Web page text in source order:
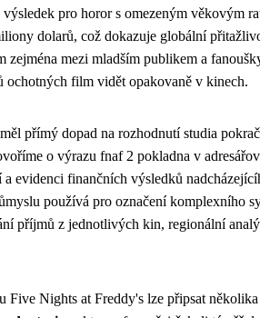
pro horor s omezeným věkovým
dolarů, což dokazuje globální
zejména mezi mladším publikem a
ochotných film vidět opakovaně v kinech.
přímý dopad na rozhodnutí studia
o výrazu fnaf 2 pokladna v
a evidenci finančních výsledků
používá pro označení komplexního
příjmů z jednotlivých kin, regionální
Five Nights at Freddy's lze připsat